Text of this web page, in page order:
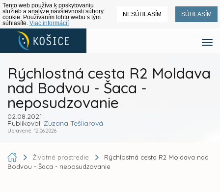
Tento web používa k poskytovaniu
služieb a analýze návštevnosti súbory
cookie. Používaním tohto webu s tým
súhlasíte. Viac informácií
NESÚHLASÍM SÚHLASÍM
Rýchlostná cesta R2 Moldava
nad Bodvou - Šaca -
neposudzovanie
02.08.2021
Publikoval: Zuzana Tešliarová
Upravené: 12.06.2026
Životné prostredie
Rýchlostná cesta R2 Moldava nad
Bodvou - Šaca - neposudzovanie